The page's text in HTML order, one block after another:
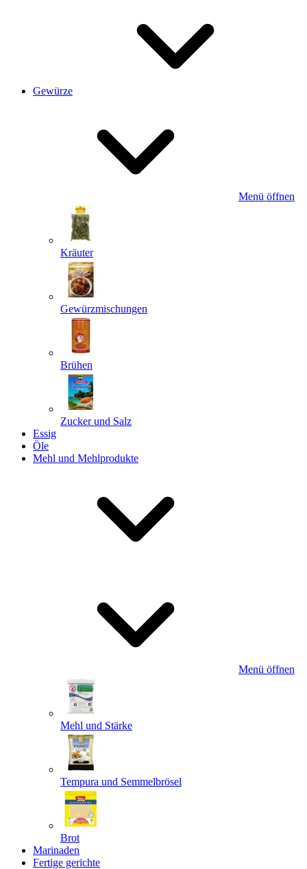
Gewürze
Menü öffnen
Kräuter
Gewürzmischungen
Brühen
Zucker und Salz
Essig
Öle
Mehl und Mehlprodukte
Menü öffnen
Mehl und Stärke
Tempura und Semmelbrösel
Brot
Marinaden
Fertige gerichte